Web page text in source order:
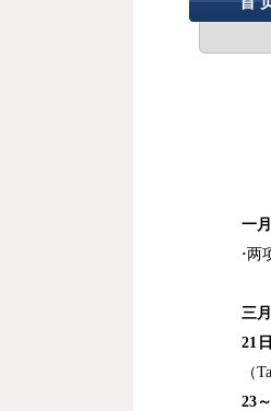
一
·两
三月
21 日
（
23